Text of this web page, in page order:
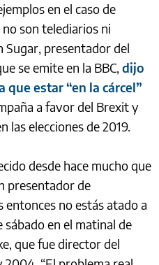
en el caso de
son telediarios ni
Sugar, presentador del
se emite en la BBC, dijo
estar “en la cárcel”
a favor del Brexit y
las elecciones de 2019.
desde hace mucho que
presentador de
no estás atado a
sábado en el matinal de
que fue director del